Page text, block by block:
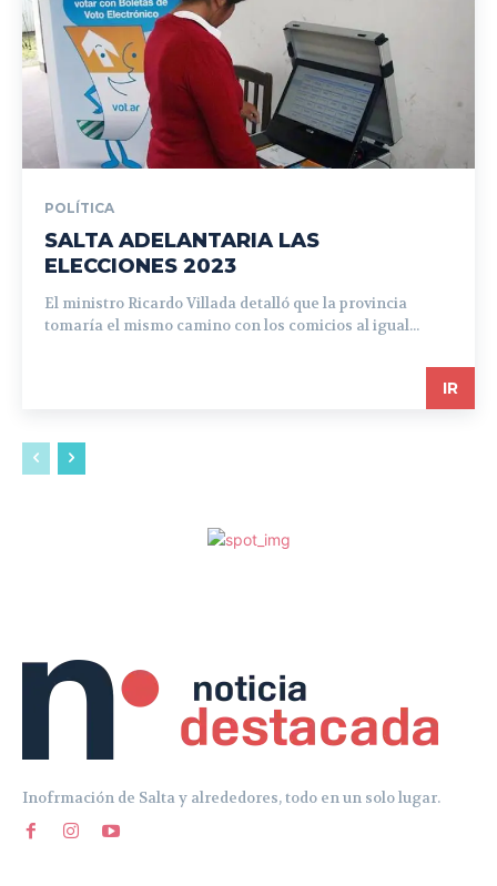
POLÍTICA
SALTA ADELANTARIA LAS
ELECCIONES 2023
El ministro Ricardo Villada detalló que la provincia
tomaría el mismo camino con los comicios al igual...
IR
Inofrmación de Salta y alrededores, todo en un solo lugar.